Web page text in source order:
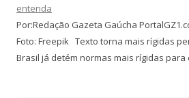
entenda
Por:Redação Gazeta Gaúcha
Foto: Freepik Texto torna mais rígidas
Brasil já detém normas mais rígidas